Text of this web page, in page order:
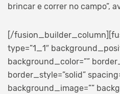
brincar e correr no campo”,
[/
type=”1_1″
background_color=””
border_style=”solid”
background_image=””